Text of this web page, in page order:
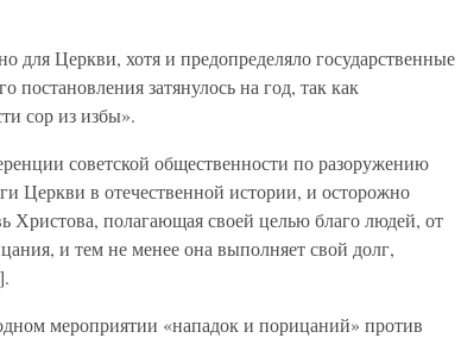
для Церкви, хотя и предопределяло государственные
затянулось на год, так как
сор из избы».
советской общественности по разоружению
Церкви в отечественной истории, и осторожно
Христова, полагающая своей целью благо людей, от
и тем не менее она выполняет свой долг,
мероприятии «нападок и порицаний» против